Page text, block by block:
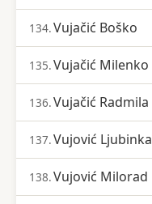
134.Vujačić Boško
135.Vujačić Milenko
136.Vujačić Radmila
137.Vujović Ljubinka
138.Vujović Milorad